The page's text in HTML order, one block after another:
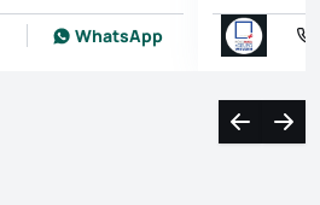
WhatsApp